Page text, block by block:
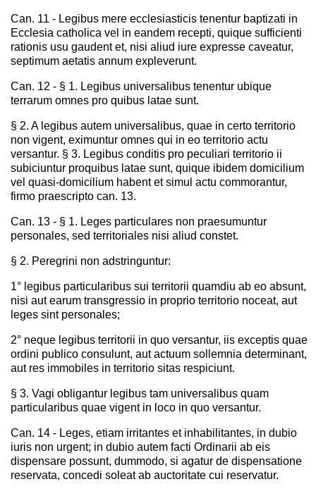
Can. 11 - Legibus mere ecclesiasticis tenentur baptizati in
Ecclesia catholica vel in eandem recepti, quique sufficienti
rationis usu gaudent et, nisi aliud iure expresse caveatur,
septimum aetatis annum expleverunt.
Can. 12 - § 1. Legibus universalibus tenentur ubique
terrarum omnes pro quibus latae sunt.
§ 2. A legibus autem universalibus, quae in certo territorio
non vigent, eximuntur omnes qui in eo territorio actu
versantur. § 3. Legibus conditis pro peculiari territorio ii
subiciuntur proquibus latae sunt, quique ibidem domicilium
vel quasi-domicilium habent et simul actu commorantur,
firmo praescripto can. 13.
Can. 13 - § 1. Leges particulares non praesumuntur
personales, sed territoriales nisi aliud constet.
§ 2. Peregrini non adstringuntur:
1° legibus particularibus sui territorii quamdiu ab eo absunt,
nisi aut earum transgressio in proprio territorio noceat, aut
leges sint personales;
2° neque legibus territorii in quo versantur, iis exceptis quae
ordini publico consulunt, aut actuum sollemnia determinant,
aut res immobiles in territorio sitas respiciunt.
§ 3. Vagi obligantur legibus tam universalibus quam
particularibus quae vigent in loco in quo versantur.
Can. 14 - Leges, etiam irritantes et inhabilitantes, in dubio
iuris non urgent; in dubio autem facti Ordinarii ab eis
dispensare possunt, dummodo, si agatur de dispensatione
reservata, concedi soleat ab auctoritate cui reservatur.